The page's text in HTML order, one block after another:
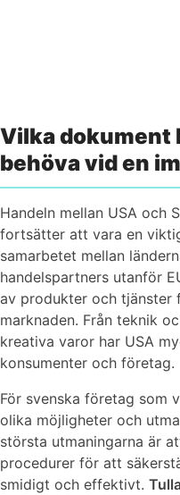
Vilka dokument
behöva vid en
Handeln mellan USA och
fortsätter att vara en
samarbetet mellan
handelspartners utanför
av produkter och tjänster
marknaden. Från teknik
kreativa varor har USA
konsumenter och företag.
För svenska företag som
olika möjligheter och
största utmaningarna är
procedurer för att
smidigt och effektivt.